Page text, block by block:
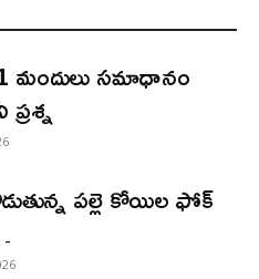
మందులు సమాధానం
పల్లె కోయిల ఫోక్